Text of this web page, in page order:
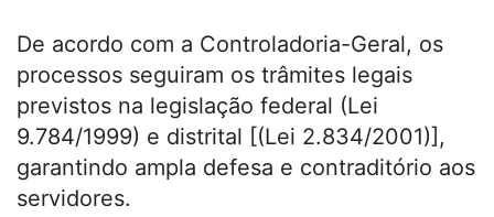
De acordo com a Controladoria-Geral, os
processos seguiram os trâmites legais
previstos na legislação federal (Lei
9.784/1999) e distrital [(Lei 2.834/2001)],
garantindo ampla defesa e contraditório aos
servidores.